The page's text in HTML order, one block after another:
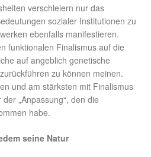
verschleiern nur das
sozialer Institutionen zu
ebenfalls manifestieren.
funktionalen Finalismus auf die
auf angeblich genetische
zu können meinen.
und am stärksten mit Finalismus
„Anpassung“, den die
habe.
seine Natur